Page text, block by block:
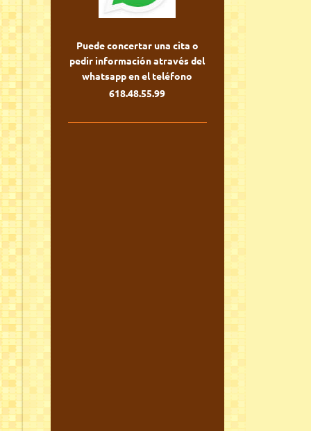
Puede concertar una cita o
pedir información através del
whatsapp en el teléfono
618.48.55.99